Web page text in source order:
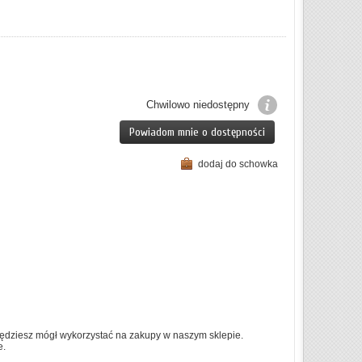
Chwilowo niedostępny
Powiadom mnie o dostępności
dodaj do schowka
mógł wykorzystać na zakupy w naszym sklepie.